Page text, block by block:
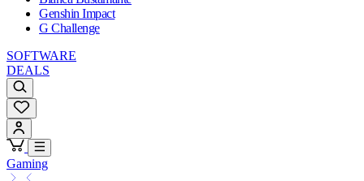
Genshin Impact
G Challenge
SOFTWARE
DEALS
Gaming